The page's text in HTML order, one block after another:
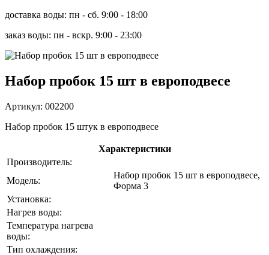
доставка воды: пн - сб. 9:00 - 18:00
заказ воды: пн - вскр. 9:00 - 23:00
Набор пробок 15 шт в европодвесе
Артикул: 002200
Набор пробок 15 штук в европодвесе
Характеристики
Производитель:
Модель:
Набор пробок 15 шт в европодвесе,
Форма 3
Установка:
Нагрев воды:
Температура нагрева
воды:
Тип охлаждения: